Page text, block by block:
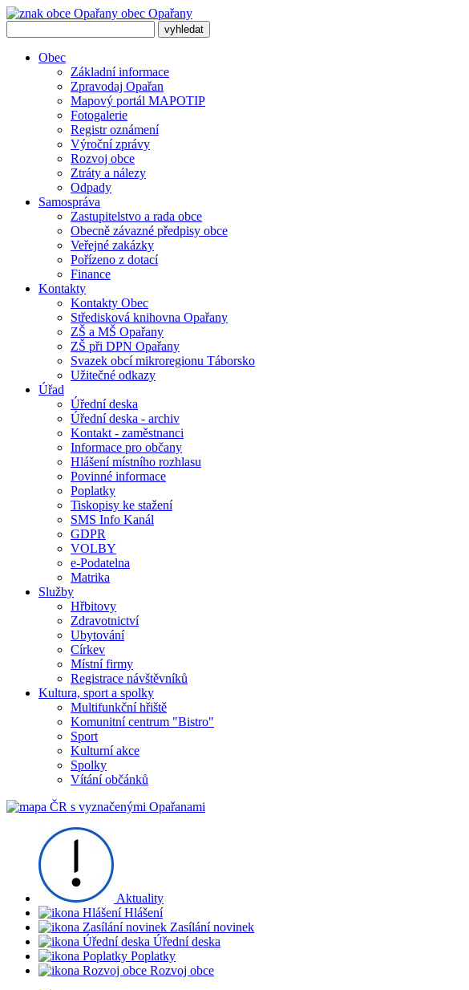
obec Opařany
Obec
Základní informace
Zpravodaj Opařan
Mapový portál MAPOTIP
Fotogalerie
Registr oznámení
Výroční zprávy
Rozvoj obce
Ztráty a nálezy
Odpady
Samospráva
Zastupitelstvo a rada obce
Obecně závazné předpisy obce
Veřejné zakázky
Pořízeno z dotací
Finance
Kontakty
Kontakty Obec
Středisková knihovna Opařany
ZŠ a MŠ Opařany
ZŠ při DPN Opařany
Svazek obcí mikroregionu Táborsko
Užitečné odkazy
Úřad
Úřední deska
Úřední deska - archiv
Kontakt - zaměstnanci
Informace pro občany
Hlášení místního rozhlasu
Povinné informace
Poplatky
Tiskopisy ke stažení
SMS Info Kanál
GDPR
VOLBY
e-Podatelna
Matrika
Služby
Hřbitovy
Zdravotnictví
Ubytování
Církev
Místní firmy
Registrace návštěvníků
Kultura, sport a spolky
Multifunkční hřiště
Komunitní centrum "Bistro"
Sport
Kulturní akce
Spolky
Vítání občánků
Aktuality
Hlášení
Zasílání novinek
Úřední deska
Poplatky
Rozvoj obce